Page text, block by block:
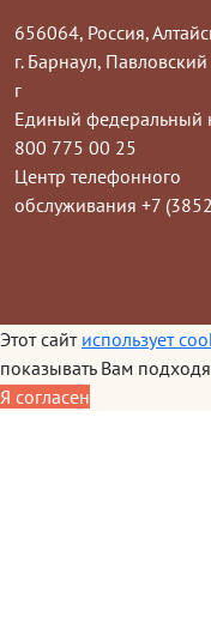
656064, Россия,
г. Барнаул, Павловский
г
Единый федеральный
800 775 00 25
Центр телефонного
обслуживания +7
Этот сайт использует
показывать Вам
Я согласен